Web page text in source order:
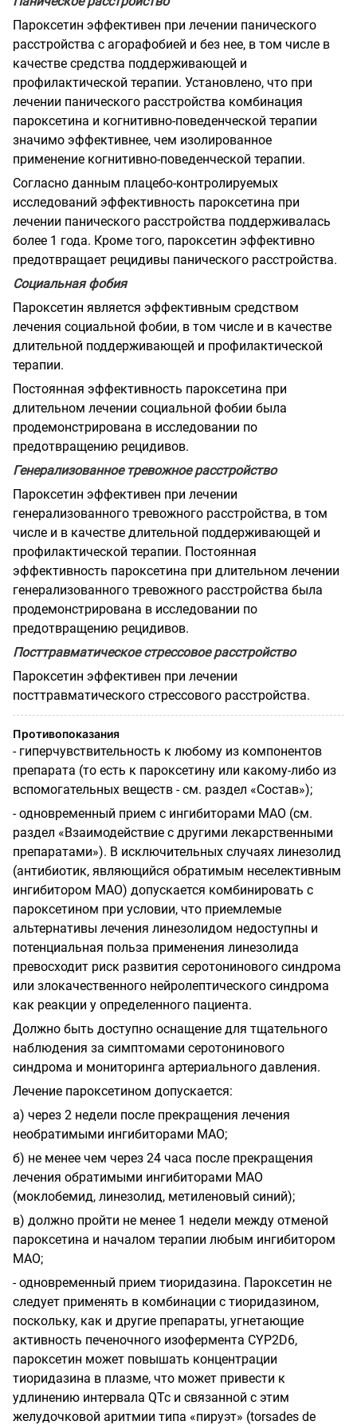
Пароксетин эффективен при лечении панического
расстройства с агорафобией и без нее, в том числе в
качестве средства поддерживающей и
профилактической терапии. Установлено, что при
лечении панического расстройства комбинация
пароксетина и когнитивно-поведенческой терапии
значимо эффективнее, чем изолированное
применение когнитивно-поведенческой терапии.
Согласно данным плацебо-контролируемых
исследований эффективность пароксетина при
лечении панического расстройства поддерживалась
более 1 года. Кроме того, пароксетин эффективно
предотвращает рецидивы панического расстройства.
Социальная фобия
Пароксетин является эффективным средством
лечения социальной фобии, в том числе и в качестве
длительной поддерживающей и профилактической
терапии.
Постоянная эффективность пароксетина при
длительном лечении социальной фобии была
продемонстрирована в исследовании по
предотвращению рецидивов.
Генерализованное тревожное расстройство
Пароксетин эффективен при лечении
генерализованного тревожного расстройства, в том
числе и в качестве длительной поддерживающей и
профилактической терапии. Постоянная
эффективность пароксетина при длительном лечении
генерализованного тревожного расстройства была
продемонстрирована в исследовании по
предотвращению рецидивов.
Посттравматическое стрессовое расстройство
Пароксетин эффективен при лечении
посттравматического стрессового расстройства.
Противопоказания
- гиперчувствительность к любому из компонентов
препарата (то есть к пароксетину или какому-либо из
вспомогательных веществ - см. раздел «Состав»);
- одновременный прием с ингибиторами МАО (см.
раздел «Взаимодействие с другими лекарственными
препаратами»). В исключительных случаях линезолид
(антибиотик, являющийся обратимым неселективным
ингибитором МАО) допускается комбинировать с
пароксетином при условии, что приемлемые
альтернативы лечения линезолидом недоступны и
потенциальная польза применения линезолида
превосходит риск развития серотонинового синдрома
или злокачественного нейролептического синдрома
как реакции у определенного пациента.
Должно быть доступно оснащение для тщательного
наблюдения за симптомами серотонинового
синдрома и мониторинга артериального давления.
Лечение пароксетином допускается:
а) через 2 недели после прекращения лечения
необратимыми ингибиторами МАО;
б) не менее чем через 24 часа после прекращения
лечения обратимыми ингибиторами МАО
(моклобемид, линезолид, метиленовый синий);
в) должно пройти не менее 1 недели между отменой
пароксетина и началом терапии любым ингибитором
МАО;
- одновременный прием тиоридазина. Пароксетин не
следует применять в комбинации с тиоридазином,
поскольку, как и другие препараты, угнетающие
активность печеночного изофермента CYP2D6,
пароксетин может повышать концентрации
тиоридазина в плазме, что может привести к
удлинению интервала QTc и связанной с этим
желудочковой аритмии типа «пируэт» (torsades de